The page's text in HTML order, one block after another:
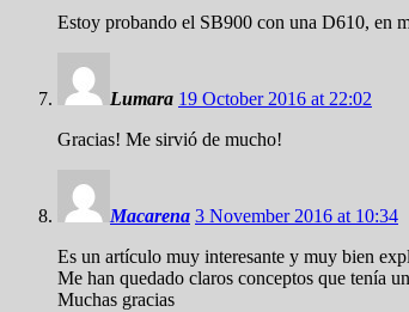
Estoy probando el SB900 con una D610, en
Lumara 19 October 2016 at 22:02
Gracias! Me sirvió de mucho!
Macarena 3 November 2016 at 10:34
Es un artículo muy interesante y muy bien
Me han quedado claros conceptos que tenía
Muchas gracias